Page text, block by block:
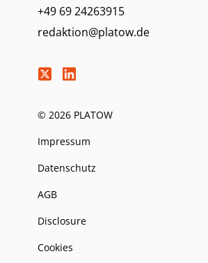
+49 69 24263915
redaktion@platow.de
© 2026 PLATOW
Impressum
Datenschutz
AGB
Disclosure
Cookies